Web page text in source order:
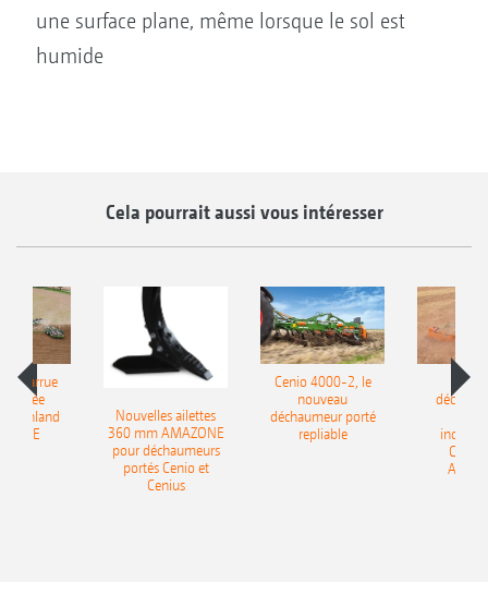
une surface plane, même lorsque le sol est
humide
Cela pourrait aussi vous intéresser
charrue
portée
Onland
Nouvelles ailettes
360 mm AMAZONE
pour déchaumeurs
portés Cenio et
Cenius
Cenio 4000-2, le
nouveau
déchaumeur porté
repliable